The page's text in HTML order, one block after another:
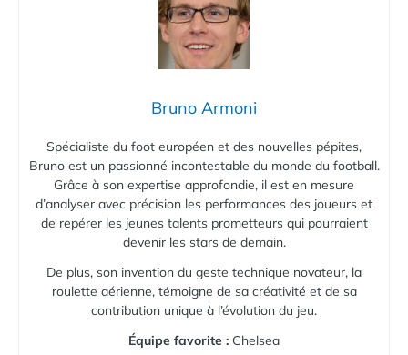
Bruno Armoni
Spécialiste du foot européen et des nouvelles pépites,
Bruno est un passionné incontestable du monde du football.
Grâce à son expertise approfondie, il est en mesure
d’analyser avec précision les performances des joueurs et
de repérer les jeunes talents prometteurs qui pourraient
devenir les stars de demain.
De plus, son invention du geste technique novateur, la
roulette aérienne, témoigne de sa créativité et de sa
contribution unique à l’évolution du jeu.
Équipe favorite : Chelsea